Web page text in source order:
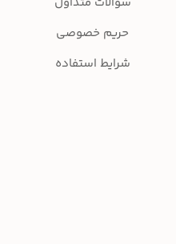
حریم خصوصی
شرایط استفاده